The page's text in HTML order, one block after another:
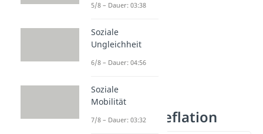
Folgen der Deflation
5/8 – Dauer: 03:38
Soziale
Ungleichheit
6/8 – Dauer: 04:56
Soziale
Mobilität
7/8 – Dauer: 03:32